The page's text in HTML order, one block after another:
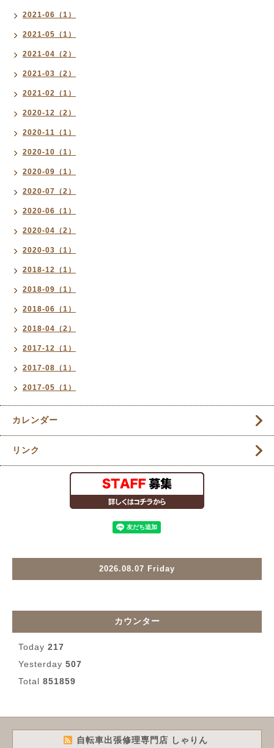
2021-06（1）
2021-05（1）
2021-04（2）
2021-03（2）
2021-02（1）
2020-12（2）
2020-11（1）
2020-10（1）
2020-09（1）
2020-07（2）
2020-06（1）
2020-04（2）
2020-03（1）
2018-12（1）
2018-09（1）
2018-06（1）
2018-04（2）
2017-12（1）
2017-08（1）
2017-05（1）
カレンダー
リンク
2026.08.07 Friday
カウンター
Today 217
Yesterday 507
Total 851859
自転車出張修理専門店 しゃりん